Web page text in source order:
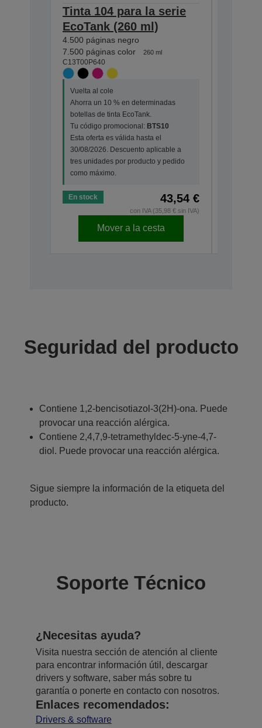
Tinta 104 para la serie
EcoTank (260 ml)
4.500 páginas negro
7.500 páginas color
260 ml
C13T00P640
Vuelta al cole
Ahorra un 10 % en determinadas
botellas de tinta EcoTank.
Tu código promocional: BTS10
Esta oferta es válida hasta el
30/08/2026. Descuento aplicable a
tres unidades por producto y pedido
como máximo.
En stock 43,54 €
con IVA (35,98 € sin IVA)
Mover a la cesta
Seguridad del producto
Contiene 1,2-bencisotiazol-3(2H)-ona. Puede
provocar una reacción alérgica.
Contiene 2,4,7,9-tetramethyldec-5-yne-4,7-
diol. Puede provocar una reacción alérgica.
Sigue siempre la información de la etiqueta del
producto.
Soporte Técnico
¿Necesitas ayuda?
Visita nuestra sección de atención al cliente
para encontrar información útil, descargar
drivers y software, saber más sobre tu
garantía o ponerte en contacto con nosotros.
Enlaces recomendados:
Drivers & software